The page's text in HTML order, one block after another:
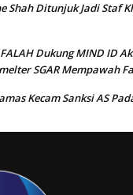
Shah Ditunjuk Jadi Staf
FALAH Dukung MIND ID
SGAR Mempawah
Kecam Sanksi AS